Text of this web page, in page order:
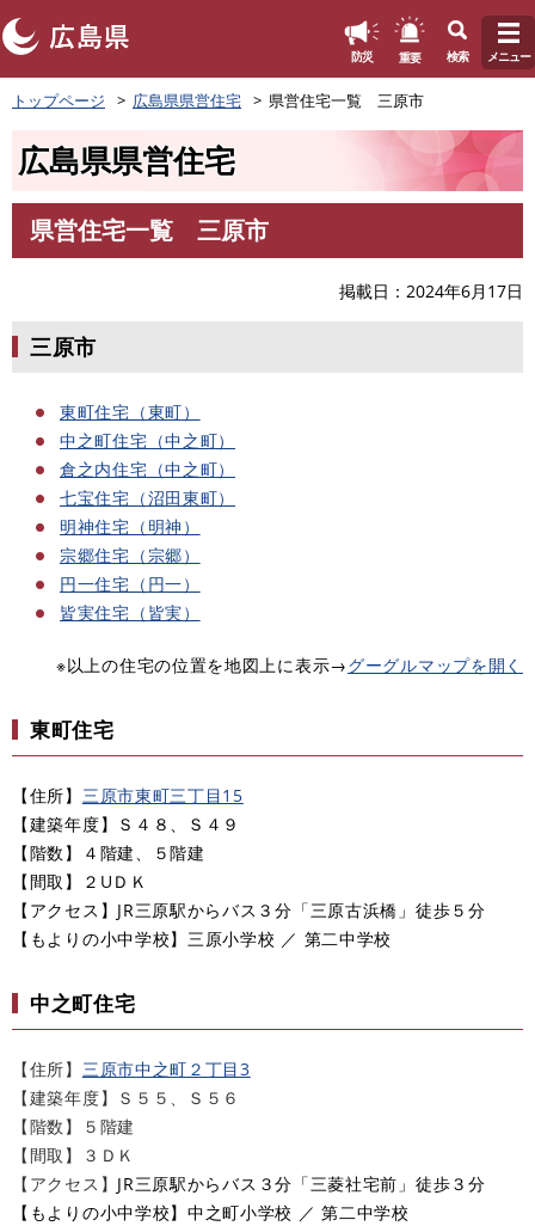
ペ
ー
頭
す
防災 重要 検索 メニュー
トップページ 広島県県営住宅 県営住宅一覧 三原市
広島県県営住宅
文
県営住宅一覧 三原市
掲載日 2024年6月17日
三原市
東町住宅（東町）
中之町住宅（中之町）
倉之内住宅（中之町）
七宝住宅（沼田東町）
明神住宅（明神）
宗郷住宅（宗郷）
円一住宅（円一）
皆実住宅（皆実）
※以上の住宅の位置を地図上に表示→グーグルマップを開く
東町住宅
【住所】 三原市東町三丁目15​
【建築年度】Ｓ４８、Ｓ４９
【階数】４階建、５階建
【間取】２UＤＫ
【アクセス】JR三原駅からバス３分「三原古浜橋」徒歩５分
​【もよりの小中学校】三原小学校 ／ 第二中学校
中之町住宅
【住所】 三原市中之町２丁目3​
【建築年度】Ｓ５５、Ｓ５６
【階数】５階建
【間取】３ＤＫ
【アクセス】 JR三原駅からバス３分「三菱社宅前」徒歩３分​
​【もよりの小中学校】中之町小学校 ／ 第二中学校